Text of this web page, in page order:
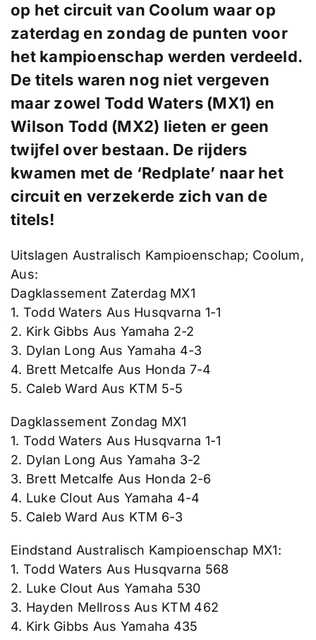
op het circuit van Coolum waar op
zaterdag en zondag de punten voor
het kampioenschap werden verdeeld.
De titels waren nog niet vergeven
maar zowel Todd Waters (MX1) en
Wilson Todd (MX2) lieten er geen
twijfel over bestaan. De rijders
kwamen met de ‘Redplate’ naar het
circuit en verzekerde zich van de
titels!
Uitslagen Australisch Kampioenschap; Coolum,
Aus:
Dagklassement Zaterdag MX1
1. Todd Waters Aus Husqvarna 1-1
2. Kirk Gibbs Aus Yamaha 2-2
3. Dylan Long Aus Yamaha 4-3
4. Brett Metcalfe Aus Honda 7-4
5. Caleb Ward Aus KTM 5-5
Dagklassement Zondag MX1
1. Todd Waters Aus Husqvarna 1-1
2. Dylan Long Aus Yamaha 3-2
3. Brett Metcalfe Aus Honda 2-6
4. Luke Clout Aus Yamaha 4-4
5. Caleb Ward Aus KTM 6-3
Eindstand Australisch Kampioenschap MX1:
1. Todd Waters Aus Husqvarna 568
2. Luke Clout Aus Yamaha 530
3. Hayden Mellross Aus KTM 462
4. Kirk Gibbs Aus Yamaha 435